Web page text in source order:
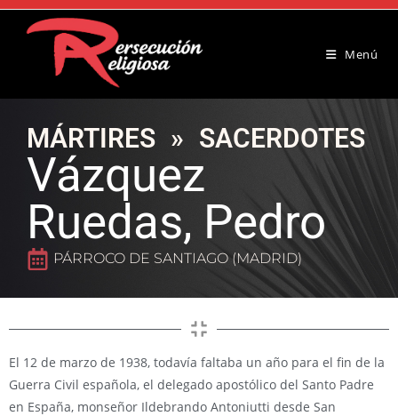
Menú
MÁRTIRES » SACERDOTES
Vázquez
Ruedas, Pedro
PÁRROCO DE SANTIAGO (MADRID)
El 12 de marzo de 1938, todavía faltaba un año para el fin de la
Guerra Civil española, el delegado apostólico del Santo Padre
en España, monseñor Ildebrando Antoniutti desde San